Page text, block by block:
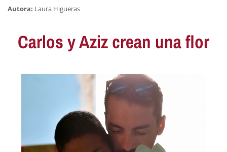
Autora: Laura Higueras
Carlos y Aziz crean una flor